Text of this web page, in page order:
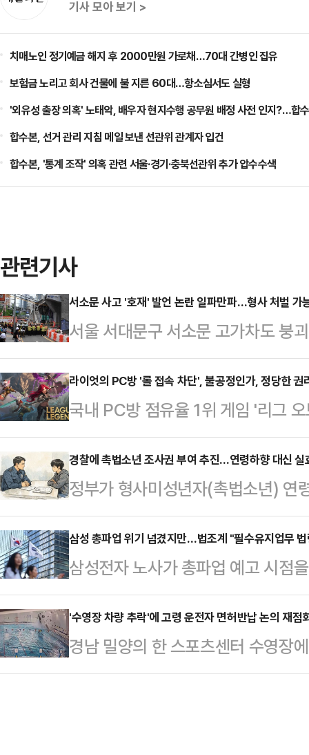
기사 모아 보기 >
치매노인 정기예금 해지 후 2000만원 가로채…70대 간병인 집유
보험금 노리고 회사 건물에 불 지른 60대…항소심서도 실형
'외유성 출장 의혹' 노태악, 배우자 현지수행 공무원 배정 사전 인지?…합
합수본, 선거 관리 지침 메일 보낸 선관위 관계자 입건
합수본, '통계 조작' 의혹 관련 서울·경기·충북선관위 추가 압수수색
관련기사
서소문 사고 '호재' 발언 논란 일파만파…형사 처벌
서울 서대문구 서소문 고가차도 붕
확산하고 있다. 더불어민주당 정원
팅방에서 성명불상의 인물이 '참사'
거세다.시민단체가 이 사건과 관련
제로 비화 조짐이다. 다만 법조계는
높지 않을 것으로 내다봤다.28일
'정원오의 착착캠프 지지자'란 타이
불상의 인물과 정 후보, …
라이엇의 PC방 '롤 접속 차단', 불공정인가, 정당한
국내 PC방 점유율 1위 게임 '리그
개발사인 라이엇게임즈가 유료 가
을 강제 차단 예고하면서 법적 공
계에 따르면 한국인터넷PC카페협
(라이엇게임즈)를 상대로 서울중앙
앞서 라이엇게임즈는 국내 PC방
비스' 계약을 맺고 가맹 PC방에서
사 게임에 접…
경찰에 촉법소년 조사권 부여 추진…연령하향 대신
정부가 형사미성년자(촉법소년) 연
악용 방지를 위해 경찰에 직접적인
범죄에 대한 처벌 강화보다는 수사
취지다. 다만 법조계에선 이러한 정
을 거둘지에 대한 회의적 시각도
령 논의를 위한 사회적 대화협의체
상 소년부 판사에게 일임된 촉법소
조정하는 내용이 포함됐다.…
삼성 총파업 위기 넘겼지만…법조계 "필수유지업무
삼성전자 노사가 총파업 예고 시점
이뤄냈다. 성과급 분배 방식을 두고
생산 차질 사태는 당장 피하게 됐다
'쟁의행위 금지 가처분 일부 인용'
수유지업무 범위를 둘러싼 법리적
'수영장 차량 추락'에 고령 운전자 면허반납 논의 재
경남 밀양의 한 스포츠센터 수영장
고령 운전자 면허 관리 문제를 둘러